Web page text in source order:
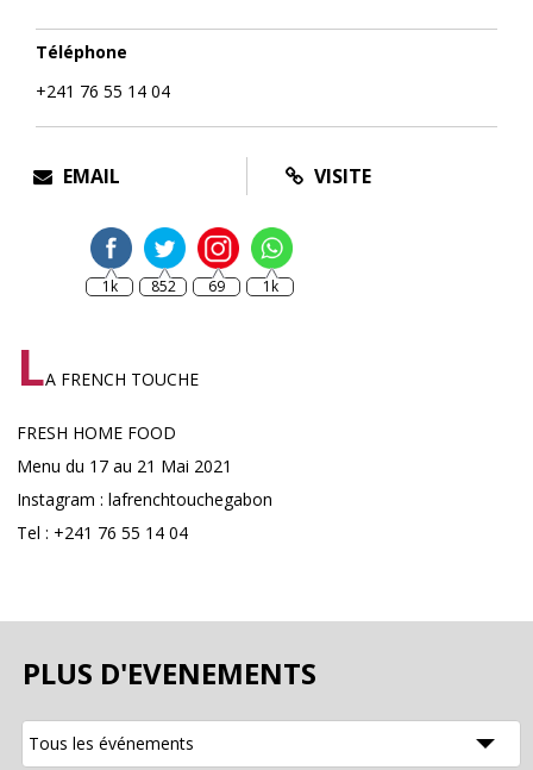
Téléphone
+241 76 55 14 04
EMAIL VISITE
1k 852 69 1k
LA FRENCH TOUCHE
FRESH HOME FOOD
Menu du 17 au 21 Mai 2021
Instagram : lafrenchtouchegabon
Tel : +241 76 55 14 04
PLUS D'EVENEMENTS